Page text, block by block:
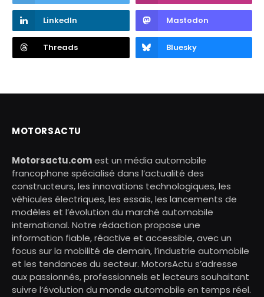
LinkedIn Mastodon
Threads Bluesky
MOTORSACTU
Motorsactu.comest un média automobile
francophone spécialisé dans l’actualité des
constructeurs, les innovations technologiques, les
véhicules électriques, les essais, les lancements de
modèles et l’évolution du marché automobile
international. Notre rédaction propose une
information fiable, réactive et accessible, avec un
focus sur la mobilité de demain, l’industrie automobile
et les tendances du secteur. MotorsActu s’adresse
aux passionnés, professionnels et lecteurs souhaitant
suivre l’évolution du monde automobile en temps réel.